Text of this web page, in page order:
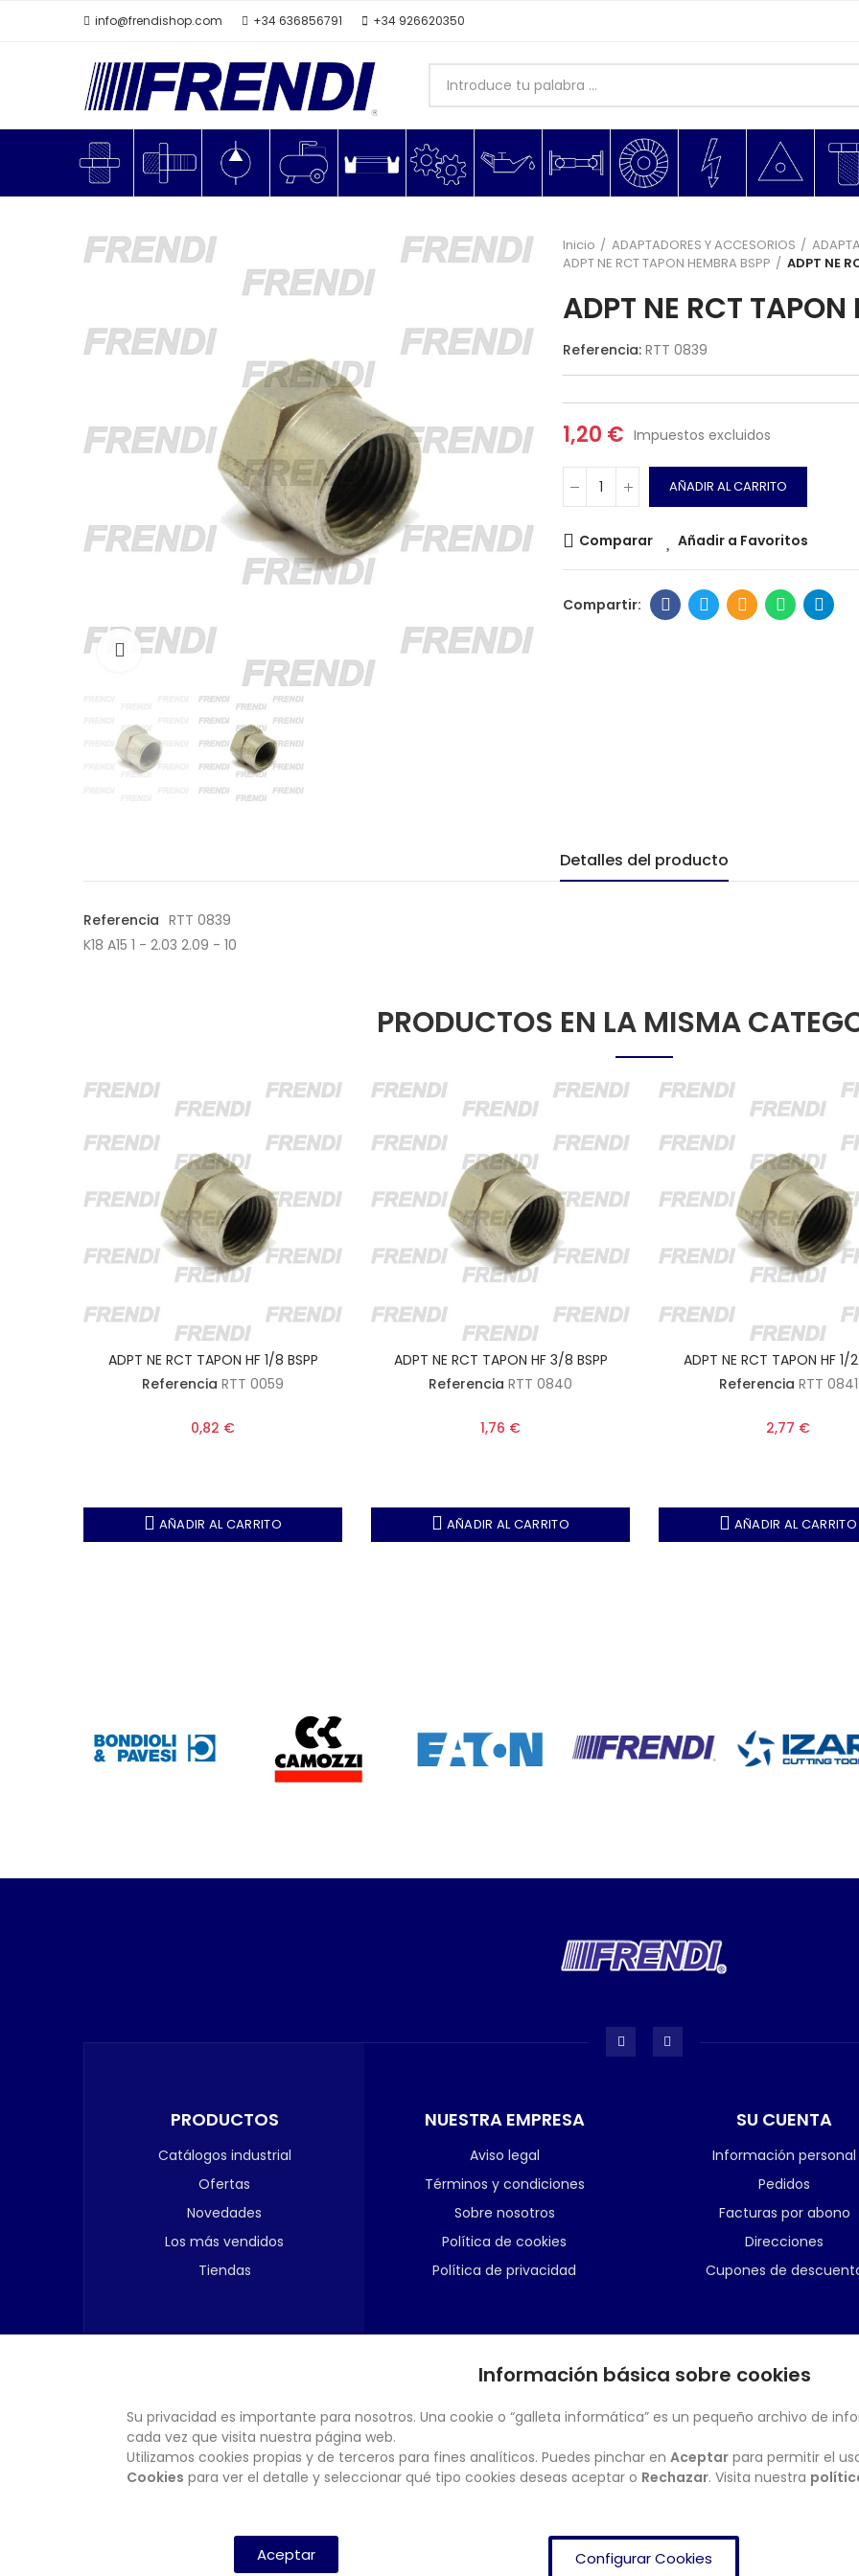
info@frendishop.com +34 636856791 +34 926620350
Click para agrandar
Inicio ADAPTADORES Y ACCESORIOS
ADPT NE RCT TAPON HEMBRA BSPP
ADPT NE
ADPT NE RCT TAPON
Referencia: RTT 0839
1,20 € Impuestos excluidos
AÑADIR AL CARRITO
Comparar Añadir a Favoritos
Detalles del producto
Referencia RTT 0839
K18 A15 1 - 2.03 2.09 - 10
PRODUCTOS EN LA MISMA
ADPT NE RCT TAPON HF 1/8 BSPP
Referencia RTT 0059
0,82 €
AÑADIR AL CARRITO
ADPT NE RCT TAPON HF 3/8 BSPP
Referencia RTT 0840
1,76 €
AÑADIR AL CARRITO
ADPT NE RCT TAPON HF 1/
Referencia RTT 0841
2,77 €
AÑADIR AL CARRITO
PRODUCTOS
Catálogos industrial
Ofertas
Novedades
Los más vendidos
Tiendas
NUESTRA EMPRESA
Aviso legal
Términos y condiciones
Sobre nosotros
Política de cookies
Política de privacidad
SU CUENTA
Información personal
Pedidos
Facturas por abono
Direcciones
Cupones de
BOLETÍN
Información básica sobre cookies
Su privacidad es importante para nosotros. Una cookie o “galleta informática” es un pequeño archivo de
cada vez que visita nuestra página web.
Utilizamos cookies propias y de terceros para fines analíticos. Puedes pinchar en Aceptar para permitir el
Cookies para ver el detalle y seleccionar qué tipo cookies deseas aceptar o Rechazar. Visita nuestra
Aceptar Configurar Cookies